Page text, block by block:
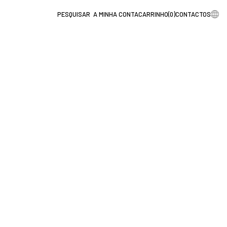
A MINHA CONTACARRINHO(0)CONTACTOS